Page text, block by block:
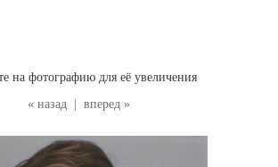
« назад вперед »
на фотографию для её увеличения